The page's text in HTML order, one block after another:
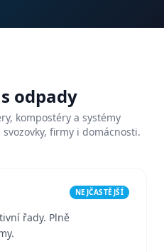
odpady
kompostéry a systémy
firmy i domácnosti.
NEJČASTĚJŠÍ
řady. Plně